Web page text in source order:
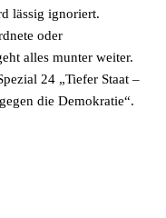
lässig ignoriert.
oder
alles munter weiter.
24 „Tiefer Staat –
die Demokratie“.